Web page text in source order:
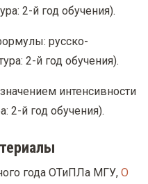
2-й год обучения).
русско-
2-й год обучения).
интенсивности
2-й год обучения).
года ОТиПЛа МГУ, О